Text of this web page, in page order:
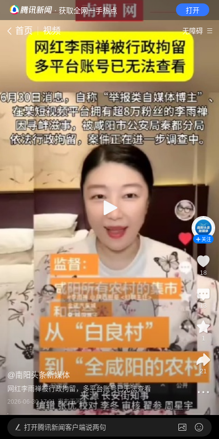
· 获取全网一手热点 打开
首页 视频 无障碍
@南阳头条新媒体
网红李雨禅被行政拘留，多平台账号已无法查看
2026-06-30 17:01 发布于河南
关注
18
13
1
21
打开腾讯新闻客户端说两句